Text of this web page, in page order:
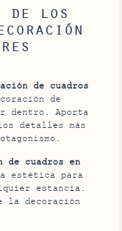
de los
de cuadros
de
dentro. Aporta
detalles más
de cuadros en
estética para
estancia.
la decoración